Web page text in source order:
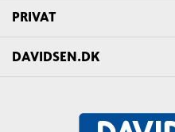
PRIVAT
DAVIDSEN.DK